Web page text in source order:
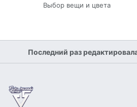
Выбор вещи и цвета